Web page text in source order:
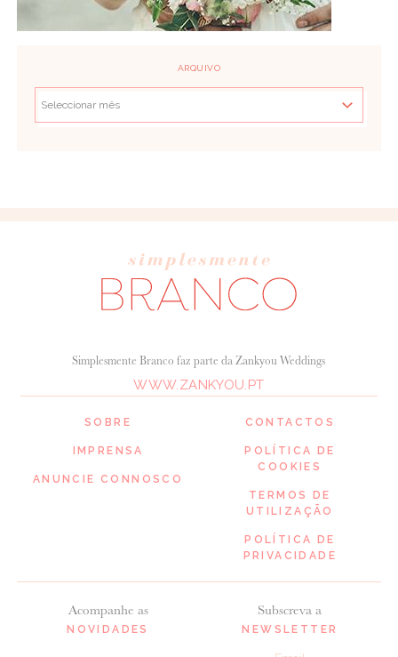
ARQUIVO
SOBRE
IMPRENSA
ANUNCIE CONNOSCO
Acompanhe as
NOVIDADES
Simplesmente Branco faz parte da Zankyou Weddings
WWW.ZANKYOU.PT
Subscreva a
NEWSLETTER
CONTACTOS
POLÍTICA DE
COOKIES
TERMOS DE
UTILIZAÇÃO
POLÍTICA DE
PRIVACIDADE